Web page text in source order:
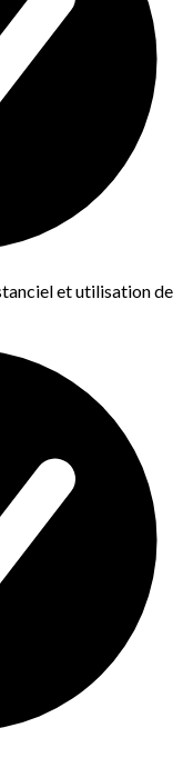
et utilisation de